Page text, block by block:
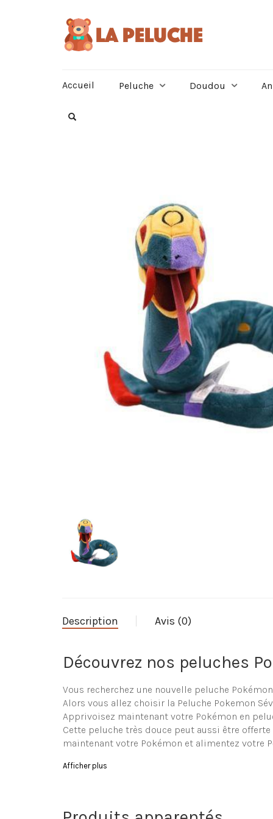
Accueil Peluche Doudou
Description Avis (0)
Découvrez nos peluches
Vous recherchez une nouvelle peluche
Alors vous allez choisir la Peluche Pokemon
Apprivoisez maintenant votre Pokémon en
Cette peluche très douce peut aussi être offerte
maintenant votre Pokémon et alimentez votre
Caractéristique de la
Composition de la peluche : coton
Afficher plus